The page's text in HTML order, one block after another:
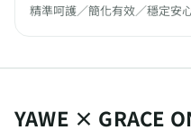
精準呵護／簡化有效／穩定安
YAWE × GRACE